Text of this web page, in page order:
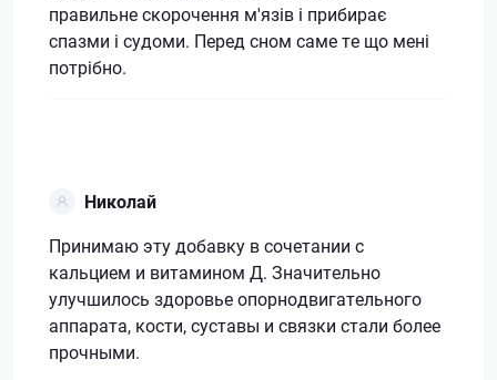
правильне скорочення м'язів і прибирає
спазми і судоми. Перед сном саме те що мені
потрібно.
Николай
Принимаю эту добавку в сочетании с
кальцием и витамином Д. Значительно
улучшилось здоровье опорнодвигательного
аппарата, кости, суставы и связки стали более
прочными.